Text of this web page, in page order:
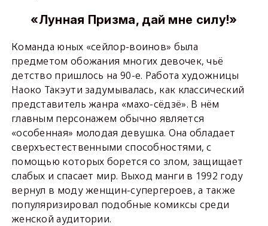
«Лунная Призма, дай мне силу!»
Команда юных «сейлор-воинов» была
предметом обожания многих девочек, чьё
детство пришлось на 90-е. Работа художницы
Наоко Такэути задумывалась, как классический
представитель жанра «махо-сёдзё». В нём
главным персонажем обычно является
«особенная» молодая девушка. Она обладает
сверхъестественными способностями, с
помощью которых борется со злом, защищает
слабых и спасает мир. Выход манги в 1992 году
вернул в моду женщин-супергероев, а также
популяризировал подобные комиксы среди
женской аудитории.